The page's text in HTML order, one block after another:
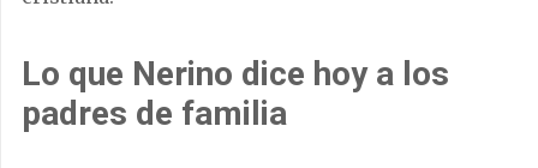
Lo que Nerino dice hoy a los
padres de familia